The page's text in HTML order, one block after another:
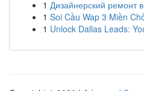
1 Дизайнерский ремонт
1 Soi Cầu Wap 3 Miền
1 Unlock Dallas Leads: